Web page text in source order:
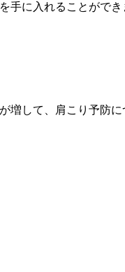
手に入れることができ
して、肩こり予防に